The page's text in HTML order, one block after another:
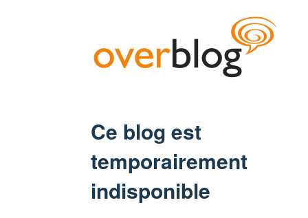
Ce blog est
temporairement
indisponible